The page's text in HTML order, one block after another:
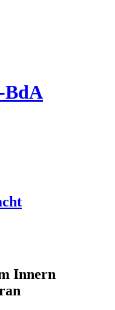
BdA
Innern